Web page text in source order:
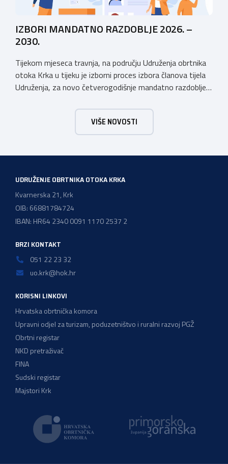
IZBORI MANDATNO RAZDOBLJE 2026. –
2030.
Tijekom mjeseca travnja, na području Udruženja obrtnika
otoka Krka u tijeku je izborni proces izbora članova tijela
Udruženja, za novo četverogodišnje mandatno razdoblje
postojanja i rada dužu od 50 godina, stoga Vas pozivamo
da se svi aktivno uključite u Izborni proces koji je u tijeku i
VIŠE NOVOSTI
UDRUŽENJE OBRTNIKA OTOKA KRKA
Kvarnerska 21, Krk
OIB: 66881784724
IBAN: HR64 2340 0091 1170 2537 2
BRZI KONTAKT
051 22 23 32
uo.krk@hok.hr
KORISNI LINKOVI
Hrvatska obrtnička komora
Upravni odjel za turizam, poduzetništvo i ruralni razvoj PGŽ
Obrtni registar
NKD pretraživač
FINA
Sudski registar
Majstori Krk